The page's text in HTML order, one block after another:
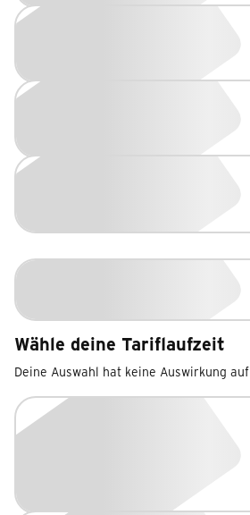
Wähle deine Tariflaufzeit
Deine Auswahl hat keine Auswirkung